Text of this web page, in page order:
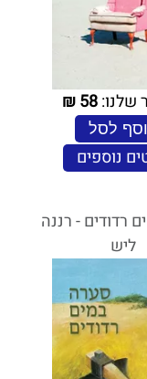
שלנו:58
₪
לסל
נוספים
רדודים - רננה
ליש